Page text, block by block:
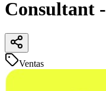
Consultant
Ventas